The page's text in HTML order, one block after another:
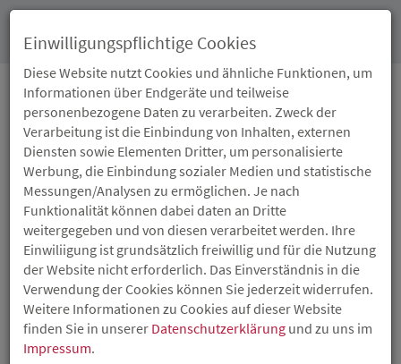
INFOABEND FÜR
EXISTENZGRÜNDER
Wie mache ich mich selbstständig?
Der Weg in die Selbstständigkeit ist mit Chancen, aber
auch mit Risiken verbunden. Um die Risiken zu
minimieren, informiert die IHK Trier angehende
Existenzgründer über grundlegende Dinge, die beim
Schritt in die Selbstständigkeit auf sie zukommen. Der
Informationsabend behandelt unter anderem die
Ermittlung des Kapitalbedarfs und Finanzierungsfragen
Einwilligungspflichtige Cookies
Diese Website nutzt Cookies und ähnliche Funktionen, um
Informationen über Endgeräte und teilweise
personenbezogene Daten zu verarbeiten. Zweck der
Verarbeitung ist die Einbindung von Inhalten, externen
Diensten sowie Elementen Dritter, um personalisierte
Werbung, die Einbindung sozialer Medien und statistische
Messungen/Analysen zu ermöglichen. Je nach
Funktionalität können dabei daten an Dritte
weitergegeben und von diesen verarbeitet werden. Ihre
Einwiliigung ist grundsätzlich freiwillig und für die Nutzung
der Website nicht erforderlich. Das Einverständnis in die
Verwendung der Cookies können Sie jederzeit widerrufen.
Weitere Informationen zu Cookies auf dieser Website
finden Sie in unserer Datenschutzerklärung und zu uns im
Impressum.